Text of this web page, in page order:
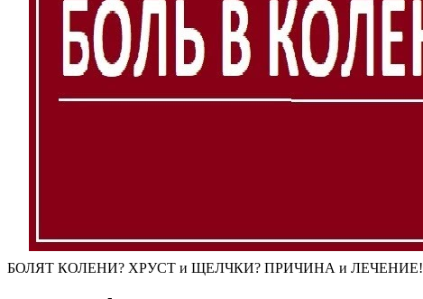
БОЛЯТ КОЛЕНИ? ХРУСТ и ЩЕЛЧКИ? ПРИЧИНА и ЛЕЧЕНИЕ!